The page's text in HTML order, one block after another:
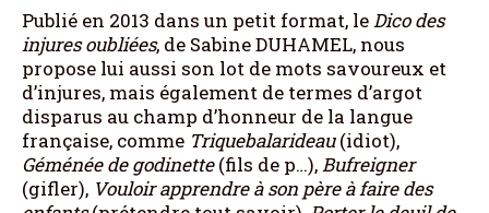
Publié en 2013 dans un petit format, leDico des
injures oubliées, de Sabine DUHAMEL, nous
propose lui aussi son lot de mots savoureux et
d’injures, mais également de termes d’argot
disparus au champ d’honneur de la langue
française, comme Triquebalarideau(idiot),
Géménée de godinette(fils de p…),Bufreigner
(gifler), Vouloir apprendre à son père à faire des